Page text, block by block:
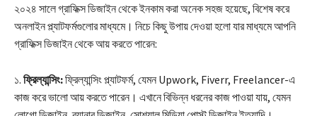
২০২৪ সালে গ্রাফিক্স ডিজাইন থেকে ইনকাম করা অনেক সহজ হয়েছে, বিশেষ করে
অনলাইন প্ল্যাটফর্মগুলোর মাধ্যমে। নিচে কিছু উপায় দেওয়া হলো যার মাধ্যমে আপনি
গ্রাফিক্স ডিজাইন থেকে আয় করতে পারেন:
১. ফ্রিল্যান্সিং:ফ্রিল্যান্সিং প্ল্যাটফর্ম, যেমন Upwork, Fiverr, Freelancer-এ
কাজ করে ভালো আয় করতে পারেন। এখানে বিভিন্ন ধরনের কাজ পাওয়া যায়, যেমন